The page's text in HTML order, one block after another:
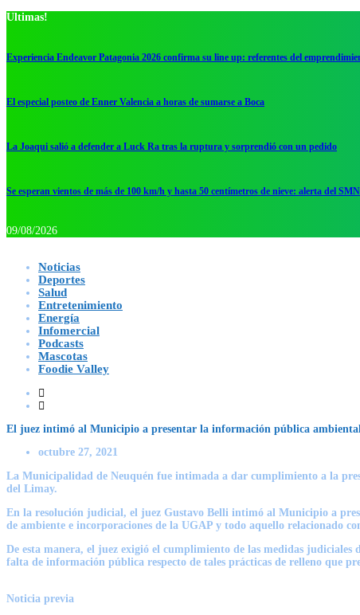
Ultimas!
Experiencia Endeavor Patagonia 2026 confirma su line up: referentes del
El especial posteo de Enner Valencia a horas de sumarse a Boca
La Joaqui salió a defender a Luck Ra tras la ruptura y sorprendió con un pedido
Se esperan vientos de más de 100 km/h y hasta 50 centímetros de nieve: alerta del SMN
09/08/2026
Noticias
Deportes
Salud
Entretenimiento
Energía
Infomercial
Podcasts
Mascotas
Foodie Valley
El juez intimó al Municipio a presentar la información pública
octubre 27, 2021
La Municipalidad de Neuquén fue intimada a dar cumplimiento a la
del Limay.
En la resolución judicial, el juez Gustavo Belli intimó al Municipio a
de ambiente e incorporaciones de la UGAP y todo aquello relacionado
De esta manera, el juez exigió el cumplimiento de las medidas
falta de información pública respecto de tales prácticas de relleno que
Noticia previa